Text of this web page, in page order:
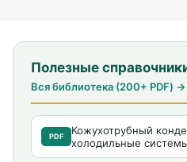
Полезные
Вся библиотека (200+ PDF) →
PDF
Кожухотрубный
холодильные